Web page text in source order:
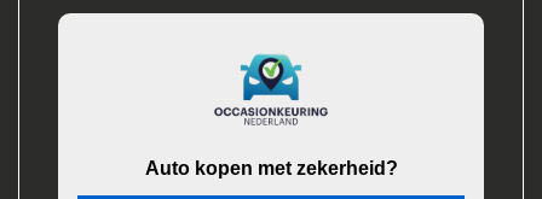
Auto kopen met zekerheid?